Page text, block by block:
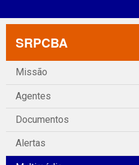
SRPCBA
Missão
Agentes
Documentos
Alertas